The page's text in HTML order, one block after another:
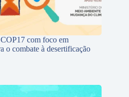
com foco em
o combate à desertificação